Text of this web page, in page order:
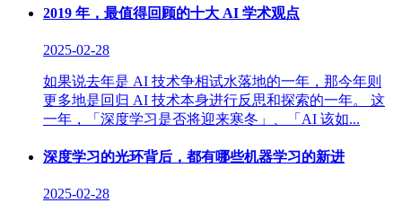
2019 年，最值得回顾的十大 AI 学术观点
2025-02-28
如果说去年是 AI 技术争相试水落地的一年，那今年则
更多地是回归 AI 技术本身进行反思和探索的一年。 这
一年，「深度学习是否将迎来寒冬」、「AI 该如...
深度学习的光环背后，都有哪些机器学习的新进
2025-02-28